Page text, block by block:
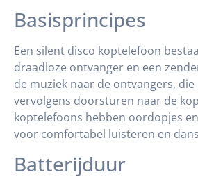
Basisprincipes
Een silent disco koptelefoon
draadloze ontvanger en een
de muziek naar de ontvangers, die
vervolgens doorsturen naar de
koptelefoons hebben oordopjes
voor comfortabel luisteren en
Batterijduur